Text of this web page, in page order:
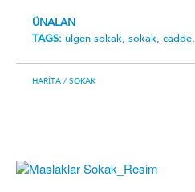
ÜNALAN
TAGS: ülgen sokak, sokak, cadde,
HARITA / SOKAK